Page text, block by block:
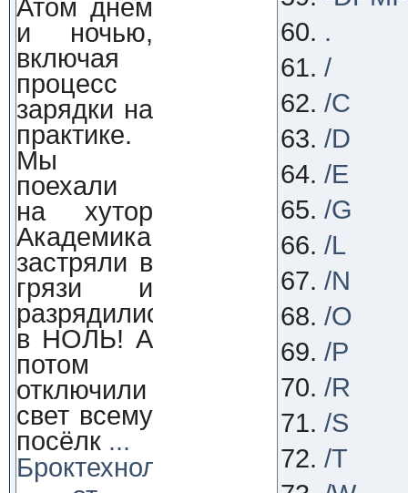
Атом днем
и ночью,
включая
процесс
зарядки на
практике.
Мы
поехали
на хутор
Академика,
застряли в
грязи и
разрядились
в НОЛЬ! А
потом
отключили
свет всему
посёлк ...
Броктехнолоджи:
.
/
/C
/D
/E
/G
/L
/N
/O
/P
/R
/S
/T